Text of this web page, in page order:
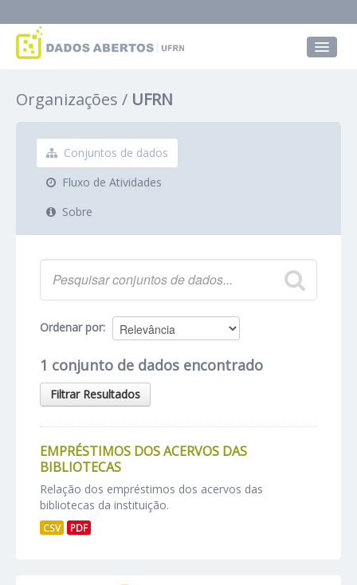
Grupos
Sobre
Organizações UFRN
Conjuntos de dados
Fluxo de Atividades
Sobre
Ordenar por
1 conjunto de dados encontrado
Filtrar Resultados
EMPRÉSTIMOS DOS ACERVOS DAS
BIBLIOTECAS
Relação dos empréstimos dos acervos das
bibliotecas da instituição.
CSV PDF